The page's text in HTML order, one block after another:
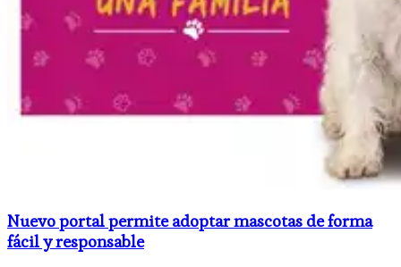
Nuevo portal permite adoptar mascotas de forma
fácil y responsable